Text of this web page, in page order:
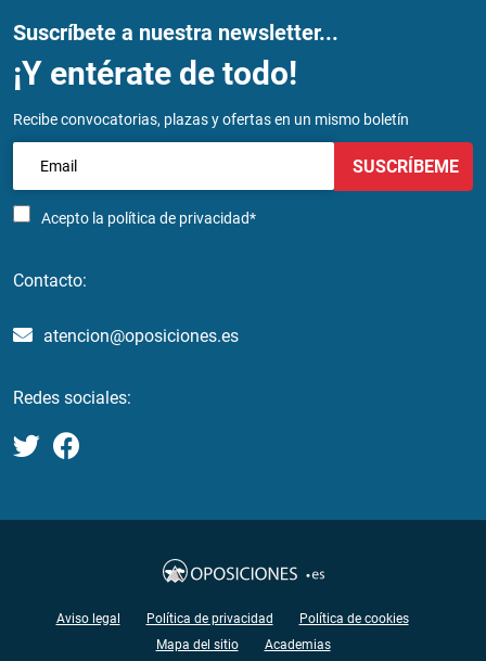
Suscríbete a nuestra newsletter...
¡Y entérate de todo!
Recibe convocatorias, plazas y ofertas en un mismo boletín
Acepto la política de privacidad*
SUSCRÍBEME
Contacto:
atencion@oposiciones.es
Redes sociales:
Aviso legal Política de privacidad
Política de cookies
Mapa del sitio
Academias